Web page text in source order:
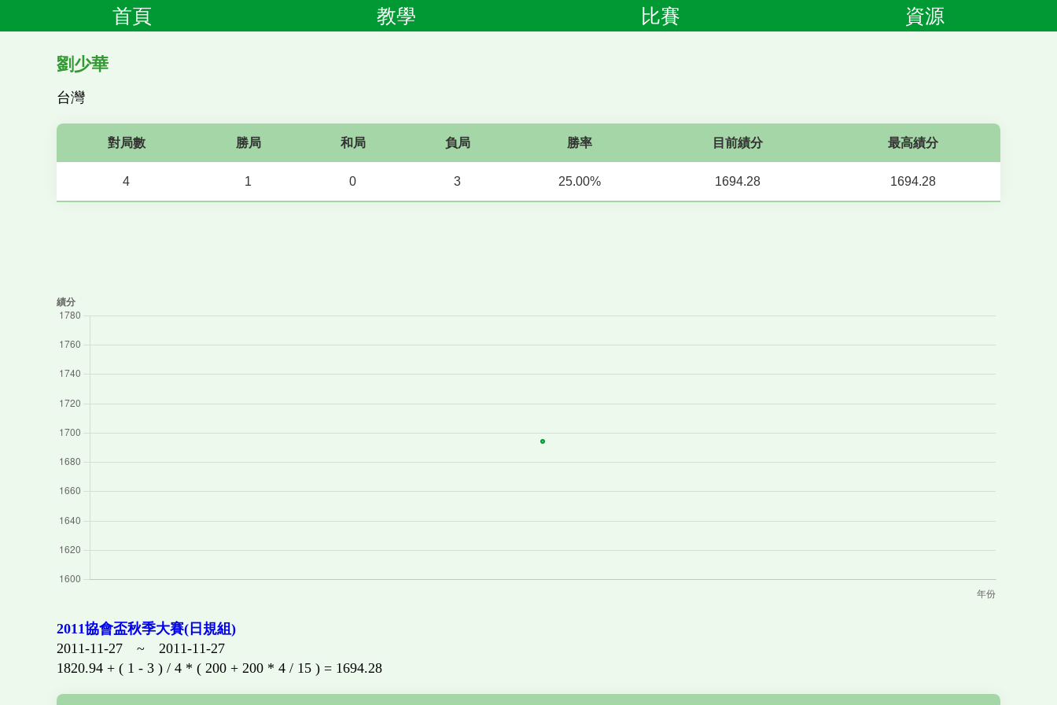
首頁 教學 比賽 資源
劉少華
台灣
對局數 勝局 和局 負局 勝率 目前績分 最高績分
4 1 0 3 25.00% 1694.28 1694.28
2011協會盃秋季大賽(日規組)
2011-11-27 ~ 2011-11-27
1820.94 + ( 1 - 3 ) / 4 * ( 200 + 200 * 4 / 15 ) = 1694.28